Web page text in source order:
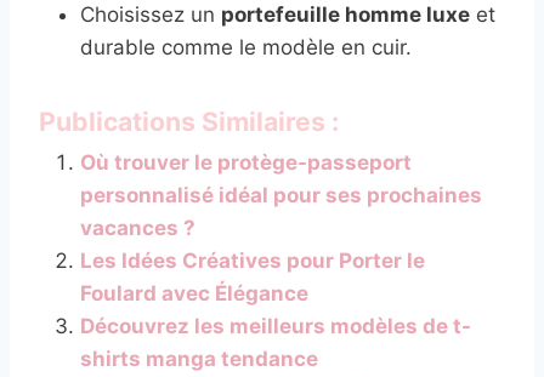
Choisissez un portefeuille homme luxe et
durable comme le modèle en cuir.
Publications Similaires :
Où trouver le protège-passeport
personnalisé idéal pour ses prochaines
vacances ?
Les Idées Créatives pour Porter le
Foulard avec Élégance
Découvrez les meilleurs modèles de t-
shirts manga tendance